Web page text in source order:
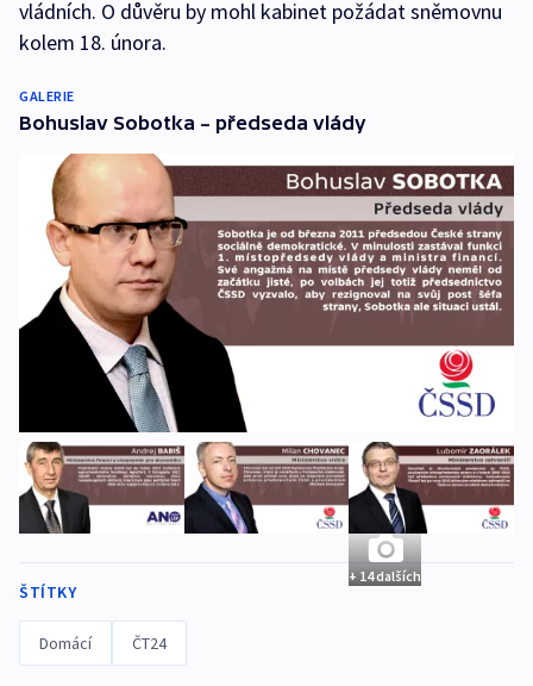
vládních. O důvěru by mohl kabinet požádat sněmovnu
kolem 18. února.
GALERIE
Bohuslav Sobotka – předseda vlády
+ 14 dalších
ŠTÍTKY
Domácí ČT24